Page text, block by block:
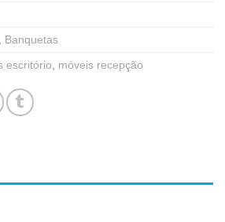
, Banquetas
escritório, móveis recepção